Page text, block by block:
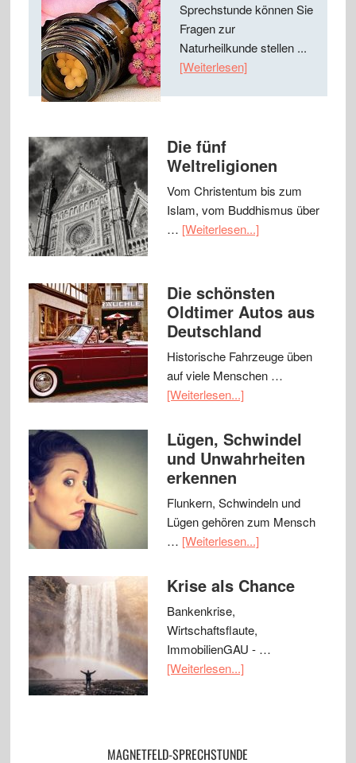
Sprechstunde können Sie
Fragen zur
Naturheilkunde stellen ...
[Weiterlesen]
Die fünf
Weltreligionen
Vom Christentum bis zum
Islam, vom Buddhismus über
… [Weiterlesen...]
Die schönsten
Oldtimer Autos aus
Deutschland
Historische Fahrzeuge üben
auf viele Menschen …
[Weiterlesen...]
Lügen, Schwindel
und Unwahrheiten
erkennen
Flunkern, Schwindeln und
Lügen gehören zum Mensch
… [Weiterlesen...]
Krise als Chance
Bankenkrise,
Wirtschaftsflaute,
ImmobilienGAU - …
[Weiterlesen...]
MAGNETFELD-SPRECHSTUNDE